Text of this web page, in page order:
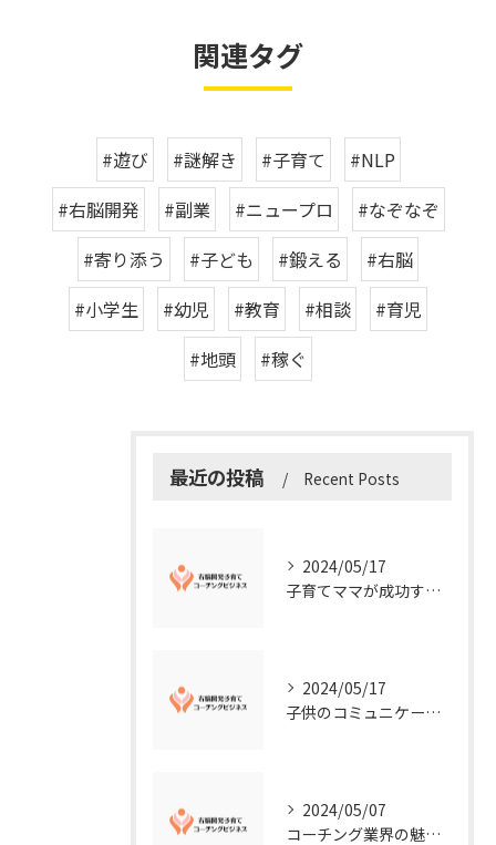
関連タグ
#遊び #謎解き #子育て
#NLP
#右脳開発
#副業 #ニュープロ
#なぞなぞ
#寄り添う
#子ども #鍛える
#右脳
#小学生
#幼児 #教育 #相談
#育児
#地頭
#稼ぐ
最近の投稿 Recent Posts
2024/05/17
子育てママが成功する右脳開発子育てコーチングビジネスの秘訣
2024/05/17
子供のコミュニケーション能力を向上させる方法：右脳開発子育てコーチングビジネス業界からのアドバイス
2024/05/07
コーチング業界の魅力に迫る！今知るべきこととは？